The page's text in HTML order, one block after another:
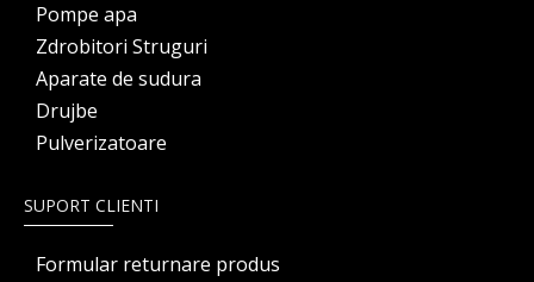
Pompe apa
Zdrobitori Struguri
Aparate de sudura
Drujbe
Pulverizatoare
SUPORT CLIENTI
Formular returnare produs